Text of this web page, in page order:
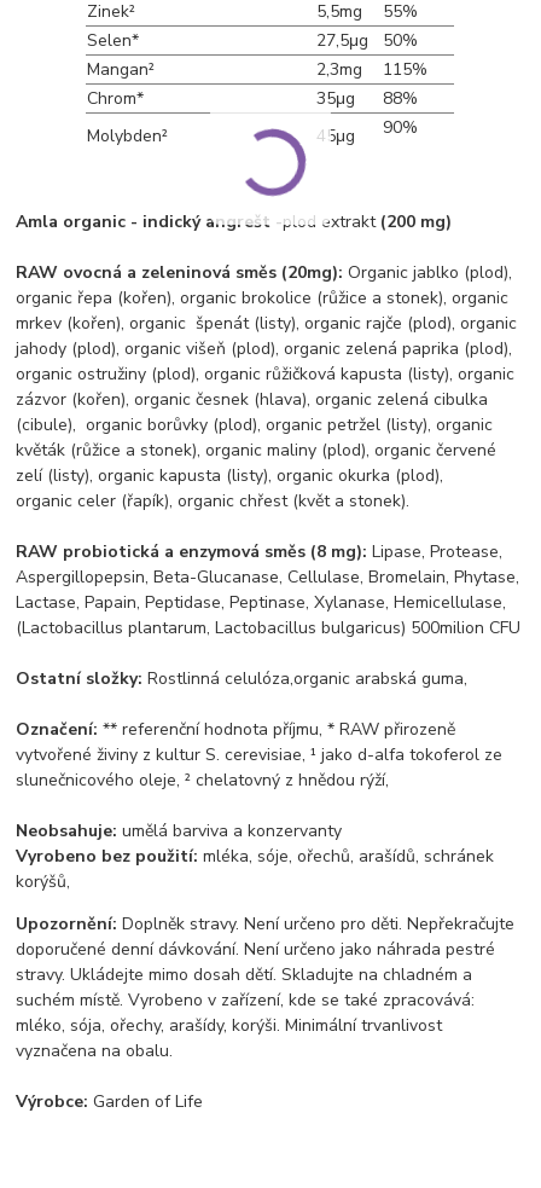
Zinek² 5,5mg
55%
Selen*
27,5μg
50%
Mangan²
2,3mg
115%
Chrom*
35μg
88%
Molybden²
45μg 90%
Amla organic - indický angrešt -plod extrakt(200 mg)
RAW ovocná a zeleninová směs (20mg): Organic jablko (plod),
organic řepa (kořen), organic brokolice (růžice a stonek), organic
mrkev (kořen), organic špenát (listy), organic rajče (plod), organic
jahody (plod), organic višeň (plod), organic zelená paprika (plod),
organic ostružiny (plod), organic růžičková kapusta (listy), organic
zázvor (kořen), organic česnek (hlava), organic zelená cibulka
(cibule), organic borůvky (plod), organic petržel (listy), organic
květák (růžice a stonek), organic maliny (plod), organic červené
zelí (listy), organic kapusta (listy), organic okurka (plod),
organic celer (řapík), organic chřest (květ a stonek).
RAW probiotická a enzymová směs (8 mg):Lipase, Protease,
Aspergillopepsin, Beta-Glucanase, Cellulase, Bromelain, Phytase,
Lactase, Papain, Peptidase, Peptinase, Xylanase, Hemicellulase,
(Lactobacillus plantarum, Lactobacillus bulgaricus) 500milion CFU
Ostatní složky:Rostlinná celulóza,organic arabská guma,
Označení:** referenční hodnota příjmu, * RAW přirozeně
vytvořené živiny z kultur S. cerevisiae, ¹ jako d-alfa tokoferol ze
slunečnicového oleje, ² chelatovný z hnědou rýží,
Neobsahuje: umělá barviva a konzervanty
Vyrobeno bez použití:mléka, sóje, ořechů, arašídů, schránek
korýšů,
Upozornění: Doplněk stravy. Není určeno pro děti. Nepřekračujte
doporučené denní dávkování. Není určeno jako náhrada pestré
stravy. Ukládejte mimo dosah dětí. Skladujte na chladném a
suchém místě. Vyrobeno v zařízení, kde se také zpracovává:
mléko, sója, ořechy, arašídy, korýši. Minimální trvanlivost
vyznačena na obalu.
Výrobce: Garden of Life